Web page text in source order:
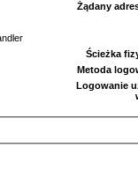
Żądany
Ścieżka
Metoda
Logowanie